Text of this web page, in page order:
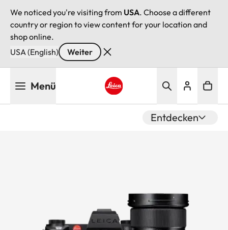
We noticed you're visiting from USA. Choose a different
country or region to view content for your location and
shop online.
USA (English)
Weiter
Menü
Entdecken